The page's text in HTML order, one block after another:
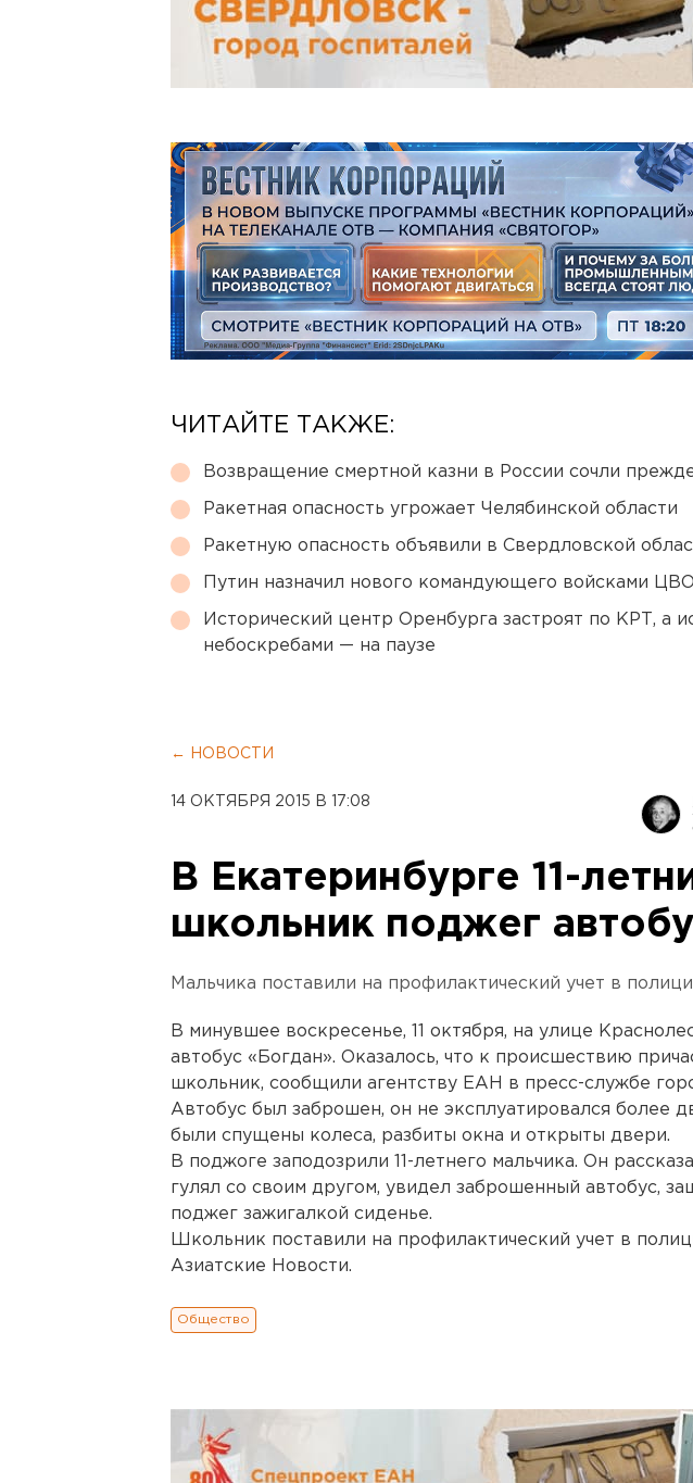
ЧИТАЙТЕ ТАКЖЕ:
Возвращение смертной казни в России сочли
Ракетная опасность угрожает Челябинской области
Ракетную опасность объявили в Свердловской
Путин назначил нового командующего войсками ЦВО
Исторический центр Оренбурга застроят по КРТ, а
небоскребами — на паузе
← НОВОСТИ
14 ОКТЯБРЯ 2015 В 17:08
В Екатеринбурге 11-
школьник поджег
Мальчика поставили на профилактический учет в
В минувшее воскресенье, 11 октября, на улице
автобус «Богдан». Оказалось, что к происшествию
школьник, сообщили агентству ЕАН в пресс-службе
Автобус был заброшен, он не эксплуатировался более
были спущены колеса, разбиты окна и открыты двери.
В поджоге заподозрили 11-летнего мальчика. Он
гулял со своим другом, увидел заброшенный автобус,
поджег зажигалкой сиденье.
Школьник поставили на профилактический учет в
Азиатские Новости.
Общество